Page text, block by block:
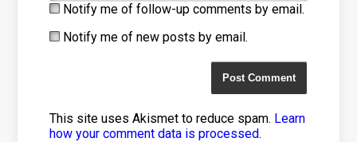
Notify me of follow-up comments by email.
Notify me of new posts by email.
This site uses Akismet to reduce spam. Learn
how your comment data is processed.